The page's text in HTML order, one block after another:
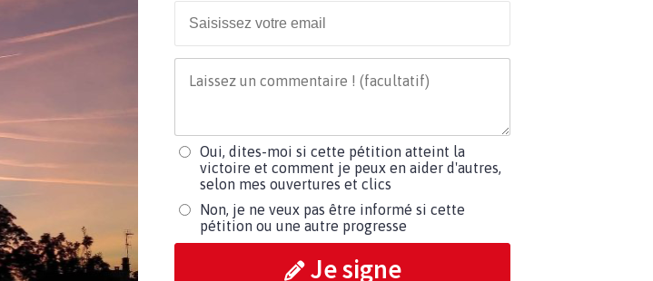
Oui, dites-moi si cette pétition atteint la
victoire et comment je peux en aider d'autres,
selon mes ouvertures et clics
Non, je ne veux pas être informé si cette
pétition ou une autre progresse
Je signe